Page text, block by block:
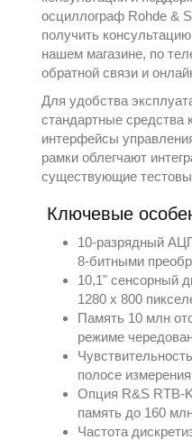
осциллограф Rohde &
получить
нашем магазине, по
обратной связи и
Для удобства
стандартные средства
интерфейсы
рамки облегчают
существующие
Ключевые
10‑разрядный
8‑битными
10,1" сенсорный
1280 x 800
Память 10 млн
режиме
полосе
Опция R&S RTB-
память до 160
Частота